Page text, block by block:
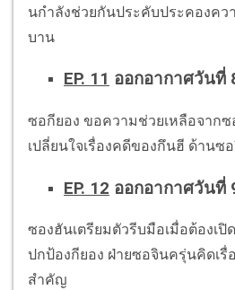
นกำลังช่วยกันประคับประคองคว
บาน
EP. 11 ออกอากาศวันที่
ซอกียอง ขอความช่วยเหลือจาก
เปลี่ยนใจเรื่องคดีของกึนฮี ด้านซ
EP. 12 ออกอากาศวันที่
ซองฮันเตรียมตัวรีบมือเมื่อต้องเปิ
ปกป้องกียอง ฝ่ายซอจินครุ่นคิดเรื่
สำคัญ